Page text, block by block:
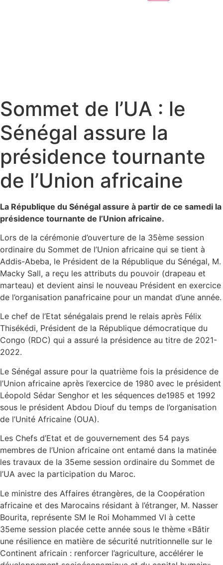
Sommet de l’UA : le
Sénégal assure la
présidence tournante
de l’Union africaine
La République du Sénégal assure à partir de ce samedi la
présidence tournante de l’Union africaine.
Lors de la cérémonie d’ouverture de la 35ème session
ordinaire du Sommet de l’Union africaine qui se tient à
Addis-Abeba, le Président de la République du Sénégal, M.
Macky Sall, a reçu les attributs du pouvoir (drapeau et
marteau) et devient ainsi le nouveau Président en exercice
de l’organisation panafricaine pour un mandat d’une année.
Le chef de l’Etat sénégalais prend le relais après Félix
Thisékédi, Président de la République démocratique du
Congo (RDC) qui a assuré la présidence au titre de 2021-
2022.
Le Sénégal assure pour la quatrième fois la présidence de
l’Union africaine après l’exercice de 1980 avec le président
Léopold Sédar Senghor et les séquences de1985 et 1992
sous le président Abdou Diouf du temps de l’organisation
de l’Unité Africaine (OUA).
Les Chefs d’Etat et de gouvernement des 54 pays
membres de l’Union africaine ont entamé dans la matinée
les travaux de la 35eme session ordinaire du Sommet de
l’UA avec la participation du Maroc.
Le ministre des Affaires étrangères, de la Coopération
africaine et des Marocains résidant à l’étranger, M. Nasser
Bourita, représente SM le Roi Mohammed VI à cette
35eme session placée cette année sous le thème «Bâtir
une résilience en matière de sécurité nutritionnelle sur le
Continent africain : renforcer l’agriculture, accélérer le